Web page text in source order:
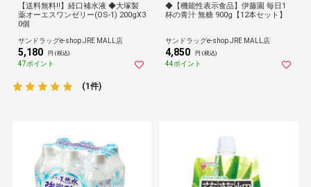
【送料無料!!】経口補水液 ◆大塚製
薬オーエスワンゼリー(OS-1) 200gX3
0個
サンドラッグe-shop JRE MALL店
5,180 円 (税込)
47ポイント
(1件)
◆【機能性表示食品】伊藤園 毎日1
杯の青汁 無糖 900g【12本セット】
サンドラッグe-shop JRE MALL店
4,850 円 (税込)
44ポイント